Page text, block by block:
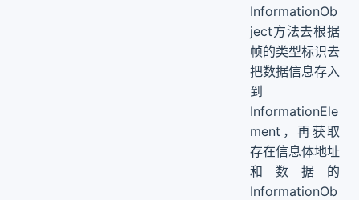
InformationOb
ject方法去根据
帧的类型标识去
把数据信息存入
到
InformationEle
ment，再获取
存在信息体地址
和数据的
InformationOb